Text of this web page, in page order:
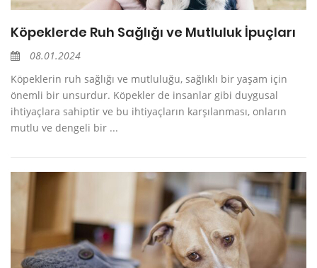
Köpeklerde Ruh Sağlığı ve Mutluluk İpuçları
08.01.2024
Köpeklerin ruh sağlığı ve mutluluğu, sağlıklı bir yaşam için
önemli bir unsurdur. Köpekler de insanlar gibi duygusal
ihtiyaçlara sahiptir ve bu ihtiyaçların karşılanması, onların
mutlu ve dengeli bir ...